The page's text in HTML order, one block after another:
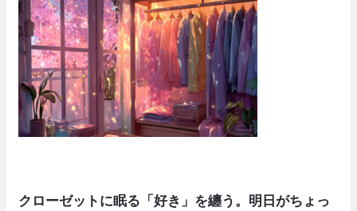
クローゼットに眠る「好き」を纏う。明日がちょっ